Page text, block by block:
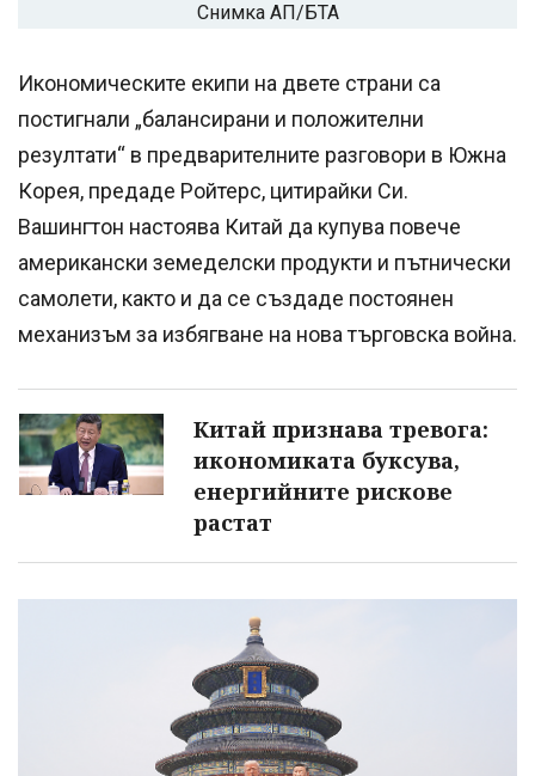
Снимка АП/БТА
Икономическите екипи на двете страни са
постигнали „балансирани и положителни
резултати“ в предварителните разговори в Южна
Корея, предаде Ройтерс, цитирайки Си.
Вашингтон настоява Китай да купува повече
американски земеделски продукти и пътнически
самолети, както и да се създаде постоянен
механизъм за избягване на нова търговска война.
Китай признава тревога:
икономиката буксува,
енергийните рискове
растат